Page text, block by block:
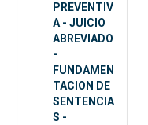
PREVENTIV
A - JUICIO
ABREVIADO
-
FUNDAMEN
TACION DE
SENTENCIA
S -